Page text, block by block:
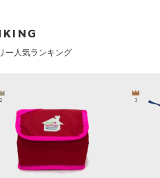
ー人気ランキング
2 3